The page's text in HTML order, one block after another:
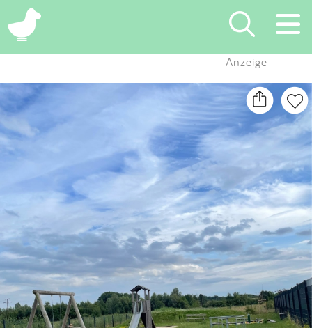
×
Suchen
Eintragen
App
Blog
Partner
Kontakt
Impressum
Anzeige